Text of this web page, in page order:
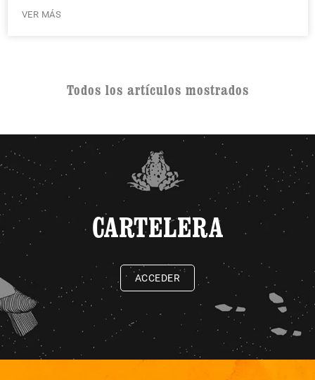
VER MÁS
Todos los artículos mostrados
CARTELERA
ACCEDER